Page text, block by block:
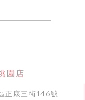
園店
正康三街146號